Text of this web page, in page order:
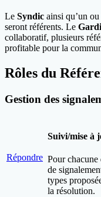
Le Syndic ainsi qu’un
seront référents. Le
collaboratif, plusieurs
profitable pour la
Rôles du
Gestion des
Répondre
Suivi/mise à
Pour chacune
de
types
la résolution.